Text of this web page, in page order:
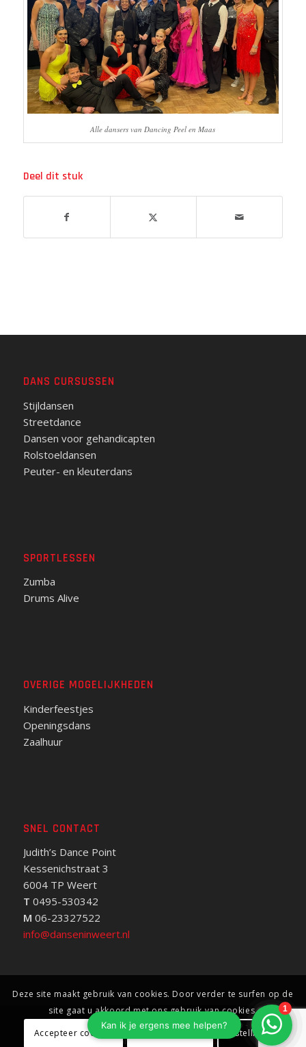
Alle dansers van Dancing Peel en Maas
Deel dit stuk
DANS CURSUSSEN
Stijldansen
Streetdance
Dansen voor gehandicapten
Rolstoeldansen
Peuter- en kleuterdans
SPORTLESSEN
Zumba
Drums Alive
OVERIGE MOGELIJKHEDEN
Kinderfeestjes
Openingsdans
Zaalhuur
SNEL CONTACT
Judith’s Dance Point
Kessenichstraat 3
6004 TP Weert
T 0495-530342
M 06-23327522
info@danseninweert.nl
© Copyright - Dansen in Weert - Judith‘s Dance Studio -Privacy
verklaring
- Website doorEHS Communications
Deze site maakt gebruik van cookies. Door verder te surfen op de
site gaat u akkoord met ons gebruik van cookies.
Accepteer cookies
Weiger cookies Instellingen